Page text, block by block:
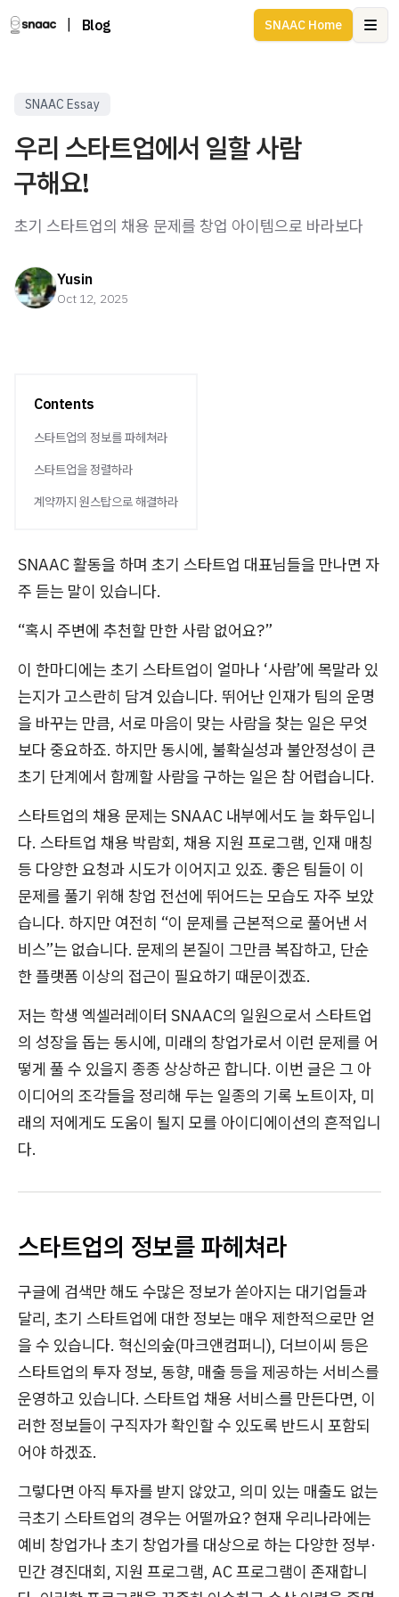
Blog SNAAC Home
SNAAC Essay
우리 스타트업에서 일할 사람
구해요!
초기 스타트업의 채용 문제를 창업 아이템으로 바라보다
Yusin
Oct 12, 2025
Contents
스타트업의 정보를 파헤쳐라
스타트업을 정렬하라
계약까지 원스탑으로 해결하라
SNAAC 활동을 하며 초기 스타트업 대표님들을 만나면 자
주 듣는 말이 있습니다.
“혹시 주변에 추천할 만한 사람 없어요?”
이 한마디에는 초기 스타트업이 얼마나 ‘사람’에 목말라 있
는지가 고스란히 담겨 있습니다. 뛰어난 인재가 팀의 운명
을 바꾸는 만큼, 서로 마음이 맞는 사람을 찾는 일은 무엇
보다 중요하죠. 하지만 동시에, 불확실성과 불안정성이 큰
초기 단계에서 함께할 사람을 구하는 일은 참 어렵습니다.
스타트업의 채용 문제는 SNAAC 내부에서도 늘 화두입니
다. 스타트업 채용 박람회, 채용 지원 프로그램, 인재 매칭
등 다양한 요청과 시도가 이어지고 있죠. 좋은 팀들이 이
문제를 풀기 위해 창업 전선에 뛰어드는 모습도 자주 보았
습니다. 하지만 여전히 “이 문제를 근본적으로 풀어낸 서
비스”는 없습니다. 문제의 본질이 그만큼 복잡하고, 단순
한 플랫폼 이상의 접근이 필요하기 때문이겠죠.
저는 학생 엑셀러레이터 SNAAC의 일원으로서 스타트업
의 성장을 돕는 동시에, 미래의 창업가로서 이런 문제를 어
떻게 풀 수 있을지 종종 상상하곤 합니다. 이번 글은 그 아
이디어의 조각들을 정리해 두는 일종의 기록 노트이자, 미
래의 저에게도 도움이 될지 모를 아이디에이션의 흔적입니
다.
스타트업의 정보를 파헤쳐라
구글에 검색만 해도 수많은 정보가 쏟아지는 대기업들과
달리, 초기 스타트업에 대한 정보는 매우 제한적으로만 얻
을 수 있습니다. 혁신의숲(마크앤컴퍼니), 더브이씨 등은
스타트업의 투자 정보, 동향, 매출 등을 제공하는 서비스를
운영하고 있습니다. 스타트업 채용 서비스를 만든다면, 이
러한 정보들이 구직자가 확인할 수 있도록 반드시 포함되
어야 하겠죠.
그렇다면 아직 투자를 받지 않았고, 의미 있는 매출도 없는
극초기 스타트업의 경우는 어떨까요? 현재 우리나라에는
예비 창업가나 초기 창업가를 대상으로 하는 다양한 정부·
민간 경진대회, 지원 프로그램, AC 프로그램이 존재합니